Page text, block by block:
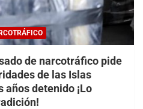
de narcotráfico pide
de las Islas
detenido ¡Lo